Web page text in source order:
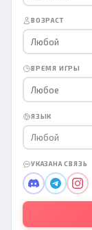
ВОЗРАСТ
Любой
ВРЕМЯ ИГРЫ
Любое
ЯЗЫК
Любой
УКАЗАНА СВЯЗЬ